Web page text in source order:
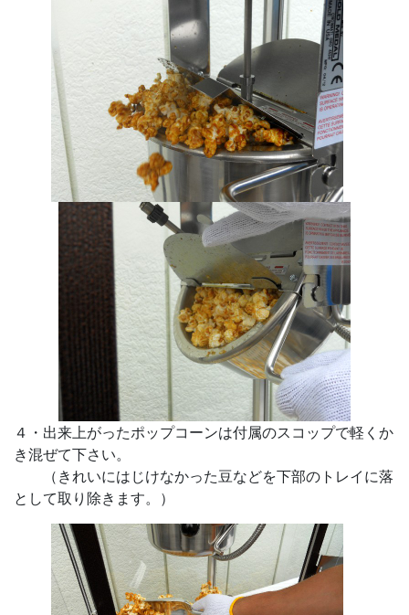
４・出来上がったポップコーンは付属のスコップで軽くか
き混ぜて下さい。
（きれいにはじけなかった豆などを下部のトレイに落
として取り除きます。）